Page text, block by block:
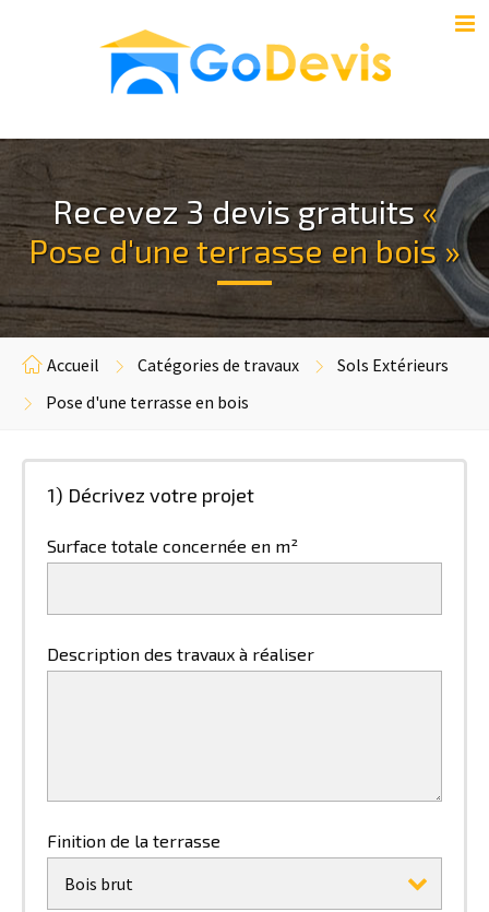
Recevez 3 devis gratuits«
Pose d'une terrasse en bois »
Accueil Catégories de travaux
Sols Extérieurs
Pose d'une terrasse en bois
1) Décrivez votre projet
Surface totale concernée en m²
Description des travaux à réaliser
Finition de la terrasse
Bois brut